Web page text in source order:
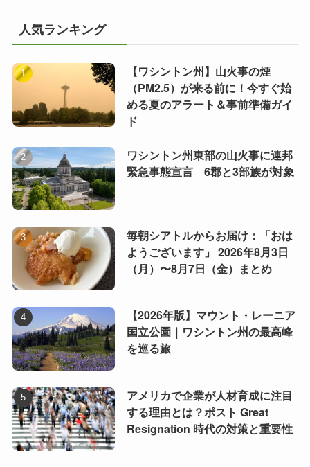
人気ランキング
【ワシントン州】山火事の煙
（PM2.5）が来る前に！今すぐ始
める夏のアラート＆事前準備ガイ
ド
ワシントン州東部の山火事に連邦
緊急事態宣言 6郡と3部族が対象
毎朝シアトルからお届け：「おは
ようございます」 2026年8月3日
（月）〜8月7日（金）まとめ
【2026年版】マウント・レーニア
国立公園｜ワシントン州の最高峰
を巡る旅
アメリカで企業が人材育成に注目
する理由とは？ポスト Great
Resignation 時代の対策と重要性